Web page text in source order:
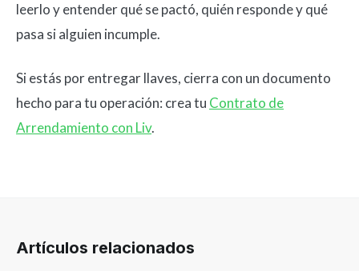
leerlo y entender qué se pactó, quién responde y qué
pasa si alguien incumple.
Si estás por entregar llaves, cierra con un documento
hecho para tu operación: crea tu Contrato de
Arrendamiento con Liv.
Artículos relacionados